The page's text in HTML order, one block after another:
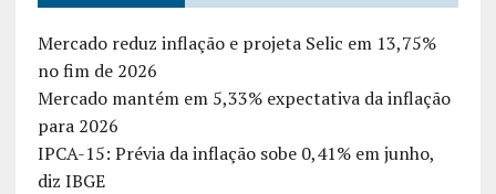
Mercado reduz inflação e projeta Selic em 13,75%
no fim de 2026
Mercado mantém em 5,33% expectativa da inflação
para 2026
IPCA-15: Prévia da inflação sobe 0,41% em junho,
diz IBGE